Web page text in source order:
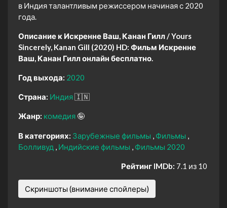
в Индия талантливым режиссером начиная с 2020
года.
Описание к Искренне Ваш, Канан Гилл / Yours
Sincerely, Kanan Gill (2020) HD: Фильм Искренне
Ваш, Канан Гилл онлайн бесплатно.
Год выхода: 2020
Страна: Индия🇮🇳
Жанр: комедия 🤪
В категориях: Зарубежные фильмы
Фильмы
Болливуд
Индийские фильмы Фильмы 2020
Рейтинг IMDb: 7.1 из 10
Скриншоты (внимание спойлеры)